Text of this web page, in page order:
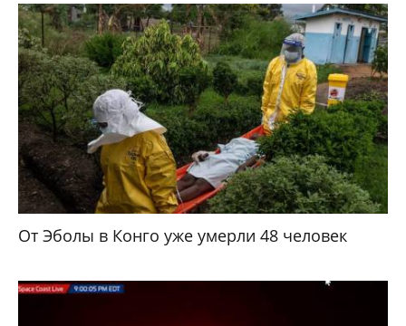
От Эболы в Конго уже умерли 48 человек